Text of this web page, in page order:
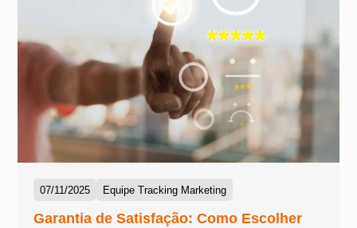
07/11/2025 Equipe Tracking Marketing
Garantia de Satisfação: Como Escolher